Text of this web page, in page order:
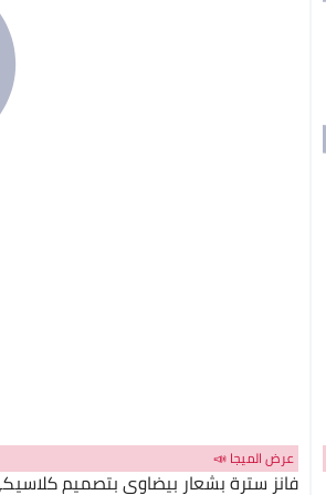
عرض الميجا 📣
فانز سترة بشعار بيضاوي بتصميم